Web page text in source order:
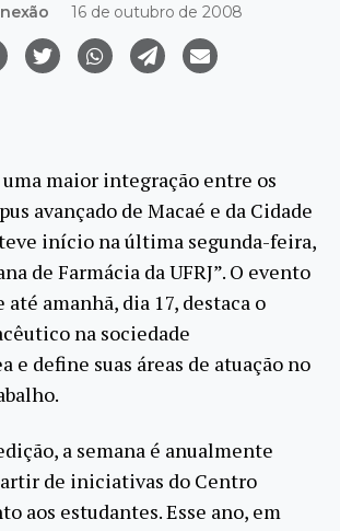
16 de outubro de 2008
uma maior integração entre os
avançado de Macaé e da Cidade
início na última segunda-feira,
de Farmácia da UFRJ”. O evento
até amanhã, dia 17, destaca o
na sociedade
e define suas áreas de atuação no
a semana é anualmente
de iniciativas do Centro
aos estudantes. Esse ano, em